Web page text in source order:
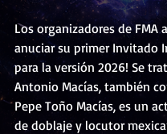
Los organizadores de FMA
anuciar su primer Invitado
para la versión 2026! Se
Antonio Macías, también
Pepe Toño Macías, es un
de doblaje y locutor